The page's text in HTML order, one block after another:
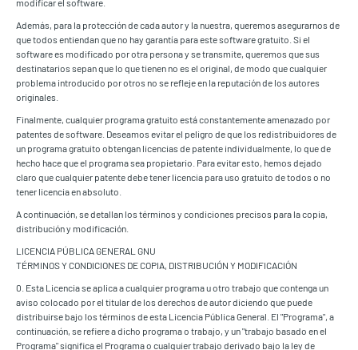
modificar el software.
Además, para la protección de cada autor y la nuestra, queremos asegurarnos de
que todos entiendan que no hay garantía para este software gratuito. Si el
software es modificado por otra persona y se transmite, queremos que sus
destinatarios sepan que lo que tienen no es el original, de modo que cualquier
problema introducido por otros no se refleje en la reputación de los autores
originales.
Finalmente, cualquier programa gratuito está constantemente amenazado por
patentes de software. Deseamos evitar el peligro de que los redistribuidores de
un programa gratuito obtengan licencias de patente individualmente, lo que de
hecho hace que el programa sea propietario. Para evitar esto, hemos dejado
claro que cualquier patente debe tener licencia para uso gratuito de todos o no
tener licencia en absoluto.
A continuación, se detallan los términos y condiciones precisos para la copia,
distribución y modificación.
LICENCIA PÚBLICA GENERAL GNU
TÉRMINOS Y CONDICIONES DE COPIA, DISTRIBUCIÓN Y MODIFICACIÓN
0. Esta Licencia se aplica a cualquier programa u otro trabajo que contenga un
aviso colocado por el titular de los derechos de autor diciendo que puede
distribuirse bajo los términos de esta Licencia Pública General. El "Programa", a
continuación, se refiere a dicho programa o trabajo, y un "trabajo basado en el
Programa" significa el Programa o cualquier trabajo derivado bajo la ley de